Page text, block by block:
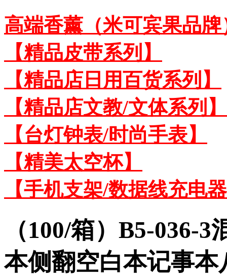
高端香薰（米可宾果品牌
【精品皮带系列】
【精品店日用百货系列】
【精品店文教/文体系列】
【台灯钟表/时尚手表】
【精美太空杯】
【手机支架/数据线充电
（100/箱）B5-036-
本侧翻空白本记事本